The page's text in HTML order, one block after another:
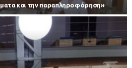
και την παραπληροφόρηση»